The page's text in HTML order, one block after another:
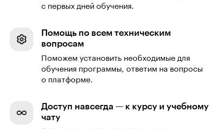
с первых дней обучения.
Помощь по всем техническим
вопросам
Поможем установить необходимые для
обучения программы, ответим на вопросы
о платформе.
Доступ навсегда — к курсу и учебному
чату